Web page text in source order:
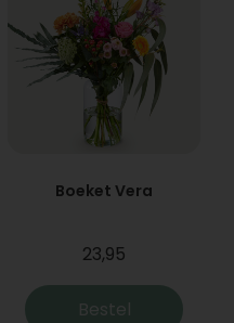
Boeket Vera
23,95
Bestel